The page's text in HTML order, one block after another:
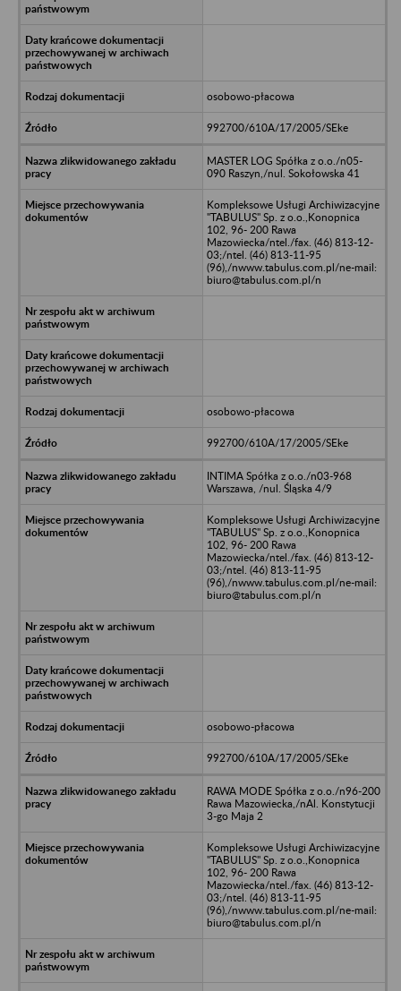
osobowo-płacowa
992700/610A/17/2005/SEke
MASTER LOG Spółka z o.o./n05-
090 Raszyn,/nul. Sokołowska 41
Kompleksowe Usługi Archiwizacyjne
"TABULUS" Sp. z o.o.,Konopnica
102, 96- 200 Rawa
Mazowiecka/ntel./fax. (46) 813-12-
03;/ntel. (46) 813-11-95
(96),/nwww.tabulus.com.pl/ne-mail:
biuro@tabulus.com.pl/n
osobowo-płacowa
992700/610A/17/2005/SEke
INTIMA Spółka z o.o./n03-968
Warszawa, /nul. Śląska 4/9
Kompleksowe Usługi Archiwizacyjne
"TABULUS" Sp. z o.o.,Konopnica
102, 96- 200 Rawa
Mazowiecka/ntel./fax. (46) 813-12-
03;/ntel. (46) 813-11-95
(96),/nwww.tabulus.com.pl/ne-mail:
biuro@tabulus.com.pl/n
osobowo-płacowa
992700/610A/17/2005/SEke
RAWA MODE Spółka z o.o./n96-200
Rawa Mazowiecka,/nAl. Konstytucji
3-go Maja 2
Kompleksowe Usługi Archiwizacyjne
"TABULUS" Sp. z o.o.,Konopnica
102, 96- 200 Rawa
Mazowiecka/ntel./fax. (46) 813-12-
03;/ntel. (46) 813-11-95
(96),/nwww.tabulus.com.pl/ne-mail:
biuro@tabulus.com.pl/n